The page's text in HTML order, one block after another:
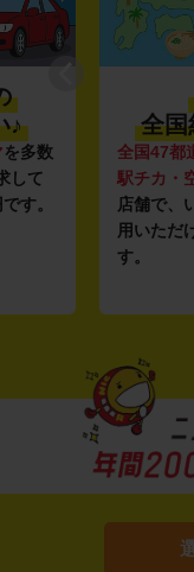
♪
を多数
して
す。
全国
全国47都
駅チカ・
店舗で、
用いただ
す。